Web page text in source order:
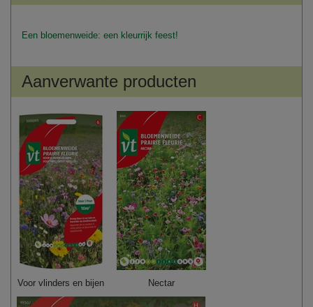
Een bloemenweide: een kleurrijk feest!
Aanverwante producten
Voor vlinders en bijen Nectar